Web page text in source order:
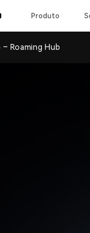
Produto
– Roaming Hub